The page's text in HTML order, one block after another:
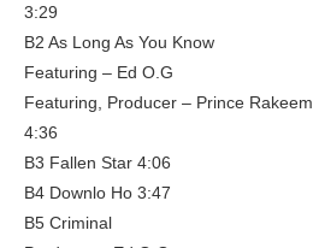
3:29
B2 As Long As You Know
Featuring – Ed O.G
Featuring, Producer – Prince Rakeem
4:36
B3 Fallen Star 4:06
B4 Downlo Ho 3:47
B5 Criminal